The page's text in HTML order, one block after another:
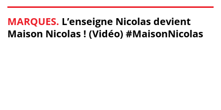
MARQUES. L’enseigne Nicolas devient
Maison Nicolas ! (Vidéo) #MaisonNicolas